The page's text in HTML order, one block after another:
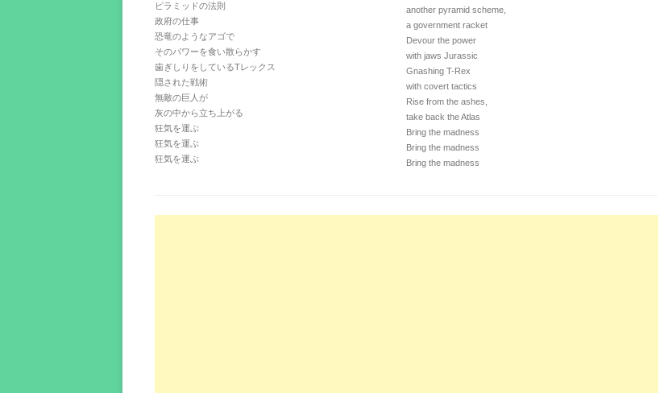
ピラミッドの法則
政府の仕事
恐竜のようなアゴで
そのパワーを食い散らかす
歯ぎしりをしているTレックス
隠された戦術
無敵の巨人が
灰の中から立ち上がる
狂気を運ぶ
狂気を運ぶ
狂気を運ぶ
another pyramid scheme,
a government racket
Devour the power
with jaws Jurassic
Gnashing T-Rex
with covert tactics
Rise from the ashes,
take back the Atlas
Bring the madness
Bring the madness
Bring the madness